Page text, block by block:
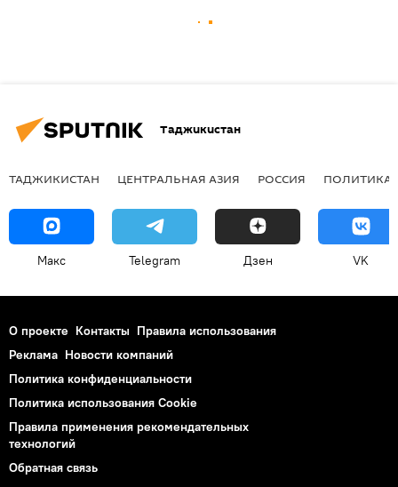
Таджикистан
ТАДЖИКИСТАН ЦЕНТРАЛЬНАЯ АЗИЯ РОССИЯ ПОЛИТИКА
Макс Telegram Дзен VK
О проекте Контакты Правила использования
Реклама Новости компаний
Политика конфиденциальности
Политика использования Cookie
Правила применения рекомендательных
технологий
Обратная связь